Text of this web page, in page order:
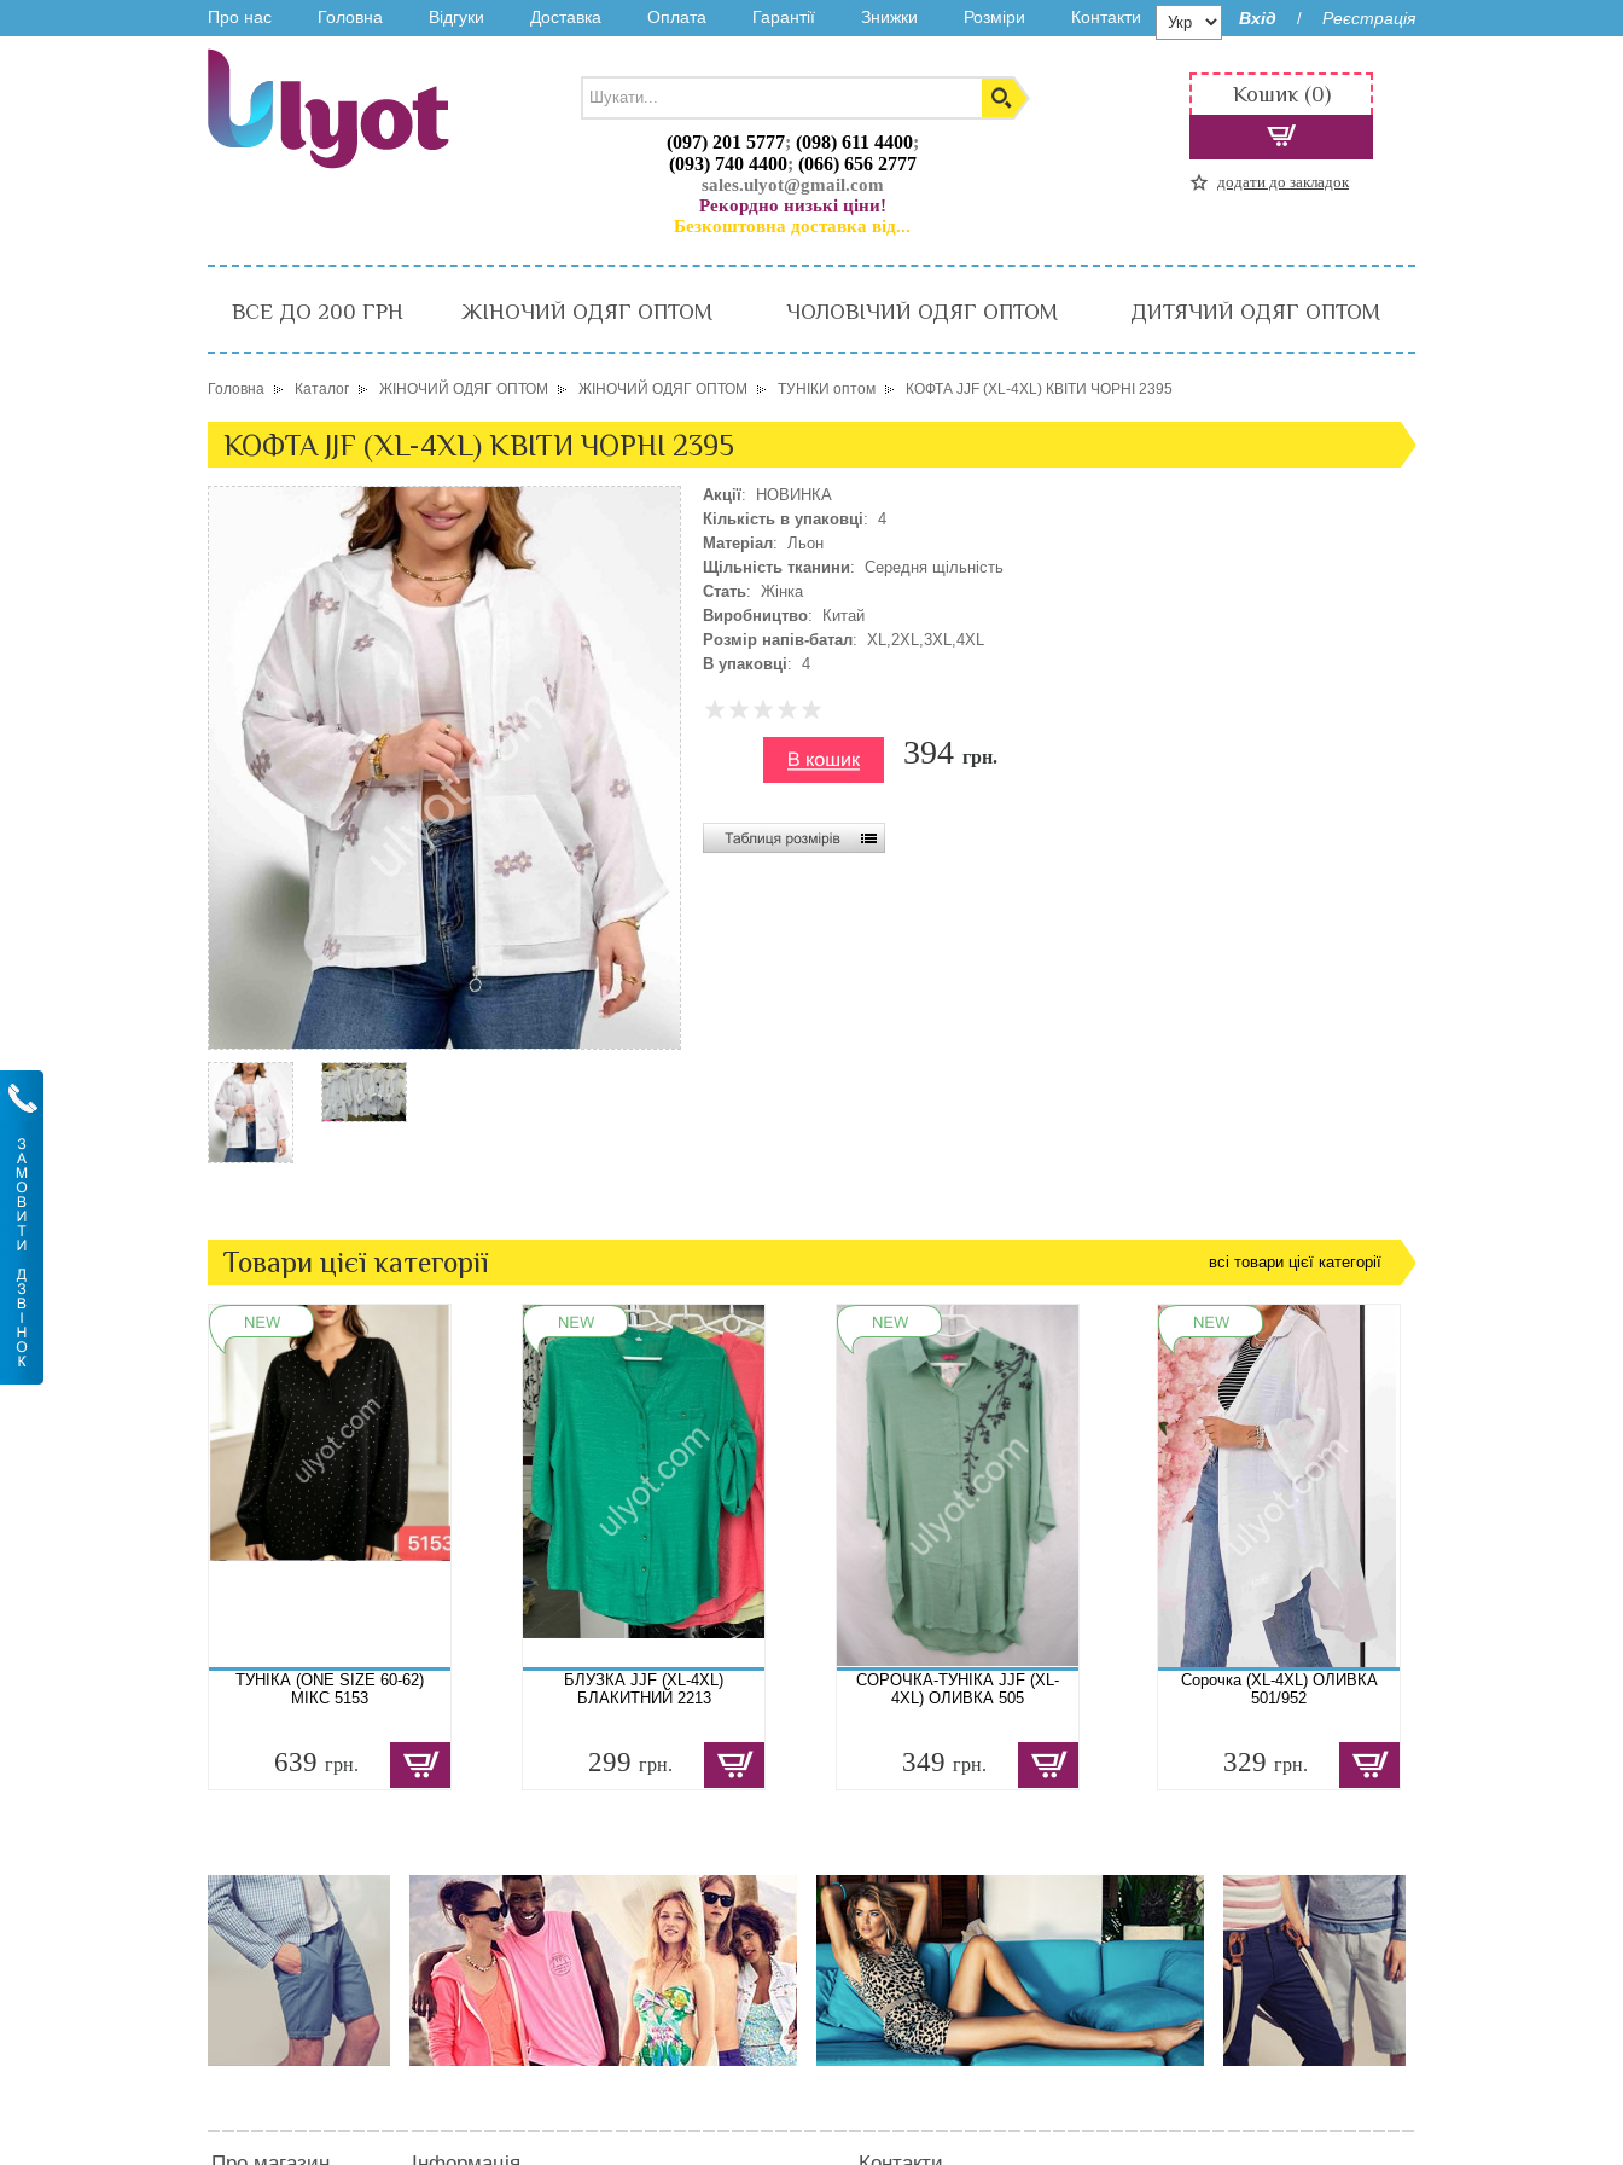
Про нас Головна Відгуки Доставка Оплата Гарантії Знижки Розміри Контакти Вхід / Реєстрація
(097) 201 5777; (098) 611 4400;
(093) 740 4400; (066) 656 2777
sales.ulyot@gmail.com
Рекордно низькі ціни!
Безкоштовна доставка від...
Кошик (0)
додати до закладок
ВСЕ ДО 200 ГРН ЖІНОЧИЙ ОДЯГ ОПТОМ ЧОЛОВІЧИЙ ОДЯГ ОПТОМ ДИТЯЧИЙ ОДЯГ ОПТОМ
Головна Каталог ЖІНОЧИЙ ОДЯГ ОПТОМ ЖІНОЧИЙ ОДЯГ ОПТОМ ТУНІКИ оптом КОФТА JJF (XL-4XL) КВІТИ ЧОРНІ 2395
КОФТА JJF (XL-4XL) КВІТИ ЧОРНІ 2395
Акції: НОВИНКА
Кількість в упаковці: 4
Матеріал: Льон
Щільність тканини: Середня щільність
Стать: Жінка
Виробництво: Китай
Розмір напів-батал: XL,2XL,3XL,4XL
В упаковці: 4
394 грн.
Товари цієї категорії всі товари цієї категорії
ТУНІКА (ONE SIZE 60-62)
МІКС 5153
639 грн.
БЛУЗКА JJF (XL-4XL)
БЛАКИТНИЙ 2213
299 грн.
СОРОЧКА-ТУНІКА JJF (XL-
4XL) ОЛИВКА 505
349 грн.
Сорочка (XL-4XL) ОЛИВКА
501/952
329 грн.